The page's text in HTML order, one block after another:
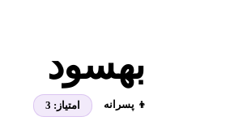
بهسود
👦 پسرانه امتیاز: 3